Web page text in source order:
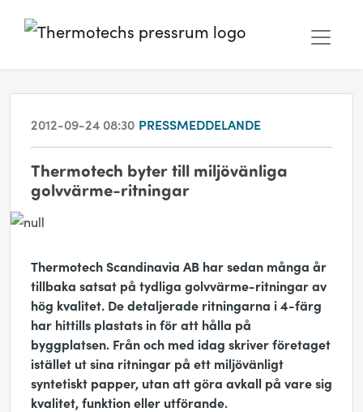
2012-09-24 08:30 PRESSMEDDELANDE
Thermotech byter till miljövänliga
golvvärme-ritningar
Thermotech Scandinavia AB har sedan många år
tillbaka satsat på tydliga golvvärme-ritningar av
hög kvalitet. De detaljerade ritningarna i 4-färg
har hittills plastats in för att hålla på
byggplatsen. Från och med idag skriver företaget
istället ut sina ritningar på ett miljövänligt
syntetiskt papper, utan att göra avkall på vare sig
kvalitet, funktion eller utförande.